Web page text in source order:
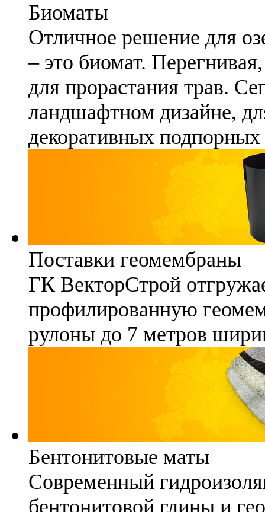
Биоматы
Отличное решение для
– это биомат.
для прорастания трав.
ландшафтном дизайне,
декоративных подпорных
Поставки геомембраны
ГК ВекторСтрой
профилированную
рулоны до 7 метров
Бентонитовые маты
Современный
бентонитовой глины и